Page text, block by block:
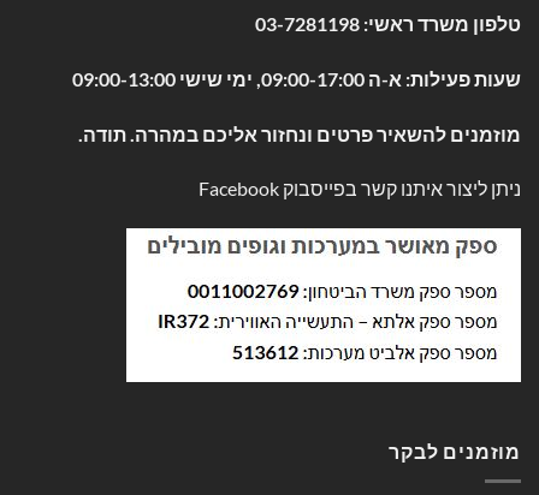
טלפון משרד ראשי: 03-7281198
שעות פעילות: א-ה 09:00-17:00, ימי שישי 09:00-13:00
מוזמנים להשאיר פרטים ונחזור אליכם במהרה. תודה.
ניתן ליצור איתנו קשר בפייסבוק Facebook
מוזמנים לבקר